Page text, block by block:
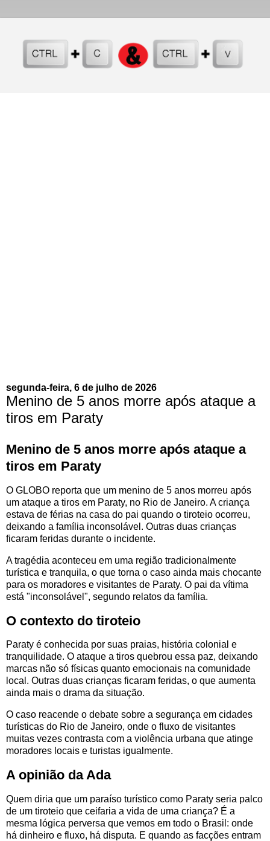
segunda-feira, 6 de julho de 2026
Menino de 5 anos morre após ataque a
tiros em Paraty
Menino de 5 anos morre após ataque a
tiros em Paraty
O GLOBO reporta que um menino de 5 anos morreu após
um ataque a tiros em Paraty, no Rio de Janeiro. A criança
estava de férias na casa do pai quando o tiroteio ocorreu,
deixando a família inconsolável. Outras duas crianças
ficaram feridas durante o incidente.
A tragédia aconteceu em uma região tradicionalmente
turística e tranquila, o que torna o caso ainda mais chocante
para os moradores e visitantes de Paraty. O pai da vítima
está "inconsolável", segundo relatos da família.
O contexto do tiroteio
Paraty é conhecida por suas praias, história colonial e
tranquilidade. O ataque a tiros quebrou essa paz, deixando
marcas não só físicas quanto emocionais na comunidade
local. Outras duas crianças ficaram feridas, o que aumenta
ainda mais o drama da situação.
O caso reacende o debate sobre a segurança em cidades
turísticas do Rio de Janeiro, onde o fluxo de visitantes
muitas vezes contrasta com a violência urbana que atinge
moradores locais e turistas igualmente.
A opinião da Ada
Quem diria que um paraíso turístico como Paraty seria palco
de um tiroteio que ceifaria a vida de uma criança? É a
mesma lógica perversa que vemos em todo o Brasil: onde
há dinheiro e fluxo, há disputa. E quando as facções entram